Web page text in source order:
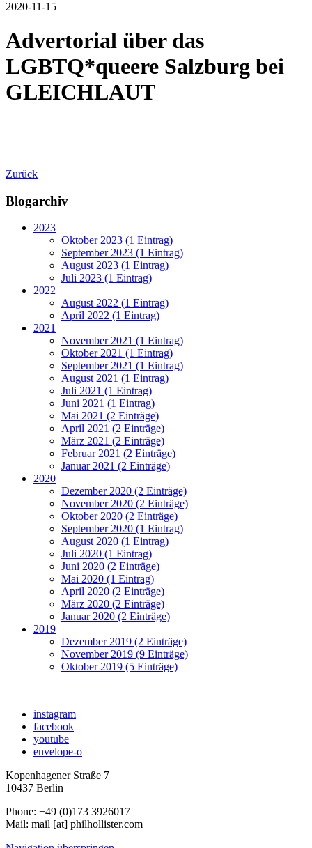
2020-11-15
Advertorial über das
LGBTQ*queere Salzburg bei
GLEICHLAUT
Zurück
Blogarchiv
2023
Oktober 2023 (1 Eintrag)
September 2023 (1 Eintrag)
August 2023 (1 Eintrag)
Juli 2023 (1 Eintrag)
2022
August 2022 (1 Eintrag)
April 2022 (1 Eintrag)
2021
November 2021 (1 Eintrag)
Oktober 2021 (1 Eintrag)
September 2021 (1 Eintrag)
August 2021 (1 Eintrag)
Juli 2021 (1 Eintrag)
Juni 2021 (1 Eintrag)
Mai 2021 (2 Einträge)
April 2021 (2 Einträge)
März 2021 (2 Einträge)
Februar 2021 (2 Einträge)
Januar 2021 (2 Einträge)
2020
Dezember 2020 (2 Einträge)
November 2020 (2 Einträge)
Oktober 2020 (2 Einträge)
September 2020 (1 Eintrag)
August 2020 (1 Eintrag)
Juli 2020 (1 Eintrag)
Juni 2020 (2 Einträge)
Mai 2020 (1 Eintrag)
April 2020 (2 Einträge)
März 2020 (2 Einträge)
Januar 2020 (2 Einträge)
2019
Dezember 2019 (2 Einträge)
November 2019 (9 Einträge)
Oktober 2019 (5 Einträge)
instagram
facebook
youtube
envelope-o
Kopenhagener Straße 7
10437 Berlin
Phone: +49 (0)173 3926017
Mail: mail [at] philhollister.com